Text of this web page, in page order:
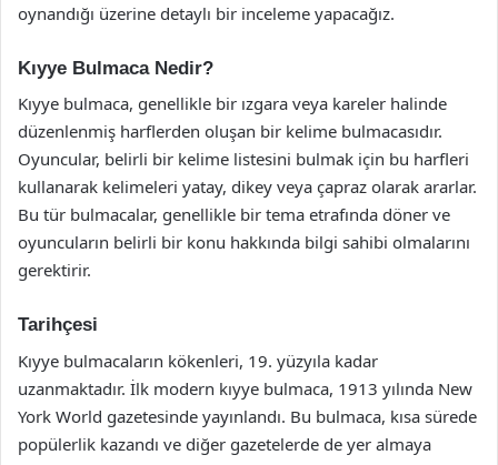
oynandığı üzerine detaylı bir inceleme yapacağız.
Kıyye Bulmaca Nedir?
Kıyye bulmaca, genellikle bir ızgara veya kareler halinde
düzenlenmiş harflerden oluşan bir kelime bulmacasıdır.
Oyuncular, belirli bir kelime listesini bulmak için bu harfleri
kullanarak kelimeleri yatay, dikey veya çapraz olarak ararlar.
Bu tür bulmacalar, genellikle bir tema etrafında döner ve
oyuncuların belirli bir konu hakkında bilgi sahibi olmalarını
gerektirir.
Tarihçesi
Kıyye bulmacaların kökenleri, 19. yüzyıla kadar
uzanmaktadır. İlk modern kıyye bulmaca, 1913 yılında New
York World gazetesinde yayınlandı. Bu bulmaca, kısa sürede
popülerlik kazandı ve diğer gazetelerde de yer almaya